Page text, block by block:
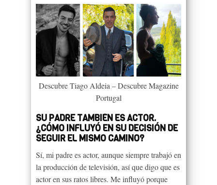
Descubre Tiago Aldeia – Descubre Magazine
Portugal
SU PADRE TAMBIÉN ES ACTOR.
¿CÓMO INFLUYÓ EN SU DECISIÓN DE
SEGUIR EL MISMO CAMINO?
Sí, mi padre es actor, aunque siempre trabajó en
la producción de televisión, así que digo que es
actor en sus ratos libres. Me influyó porque